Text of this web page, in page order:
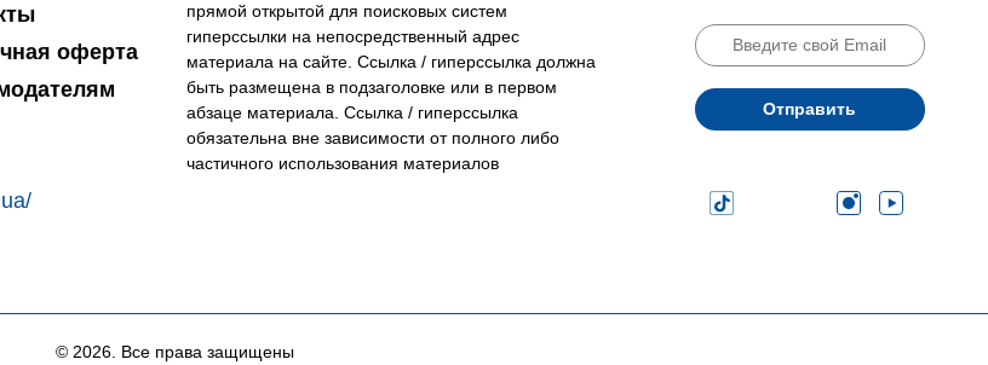
оферта
прямой открытой для поисковых систем
гиперссылки на непосредственный адрес
материала на сайте. Ссылка / гиперссылка должна
быть размещена в подзаголовке или в первом
абзаце материала. Ссылка / гиперссылка
обязательна вне зависимости от полного либо
частичного использования материалов
Отправить
© 2026. Все права защищены